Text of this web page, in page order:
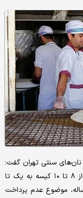
نان‌های سنتی تهران گفت:
امروز سهمیه آرد برخی نانوایان کاهش یافته و از ۸ تا ۱۰ کیسه به یک تا
موضوع عدم پرداخت